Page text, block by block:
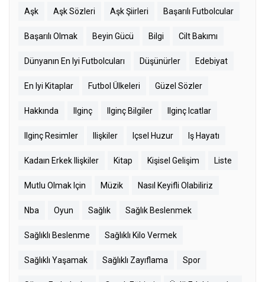
Aşk Aşk Sözleri Aşk Şiirleri Başarılı Futbolcular
Başarılı Olmak Beyin Gücü Bilgi Cilt Bakımı
Dünyanın En Iyi Futbolcuları Düşünürler Edebiyat
En Iyi Kitaplar Futbol Ülkeleri Güzel Sözler
Hakkında Ilginç Ilginç Bilgiler Ilginç Icatlar
Ilginç Resimler Ilişkiler Içsel Huzur Iş Hayatı
Kadaın Erkek Ilişkiler Kitap Kişisel Gelişim Liste
Mutlu Olmak Için Müzik Nasıl Keyifli Olabiliriz
Nba Oyun Sağlık Sağlık Beslenmek
Sağlıklı Beslenme Sağlıklı Kilo Vermek
Sağlıklı Yaşamak Sağlıklı Zayıflama Spor